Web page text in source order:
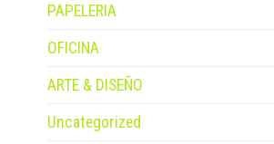
PAPELERIA
OFICINA
ARTE & DISEÑO
Uncategorized